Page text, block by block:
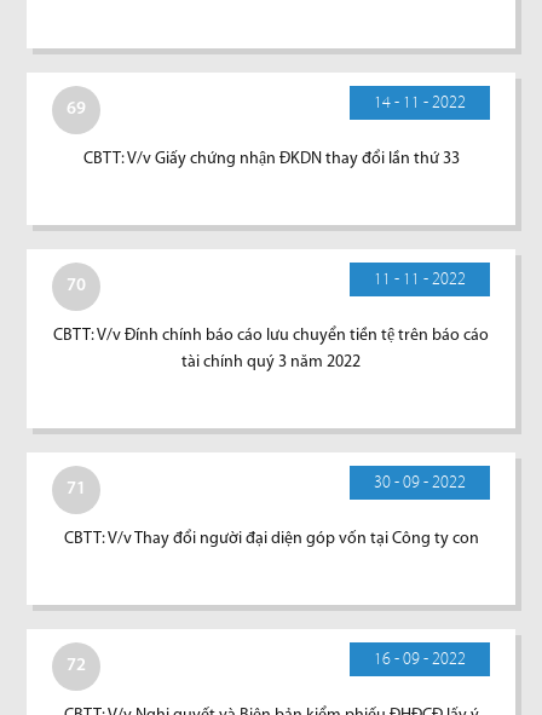
69 14 - 11 - 2022
CBTT: V/v Giấy chứng nhận ĐKDN thay đổi lần thứ 33
70 11 - 11 - 2022
CBTT: V/v Đính chính báo cáo lưu chuyển tiền tệ trên báo cáo
tài chính quý 3 năm 2022
71 30 - 09 - 2022
CBTT: V/v Thay đổi người đại diện góp vốn tại Công ty con
72 16 - 09 - 2022